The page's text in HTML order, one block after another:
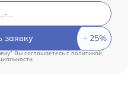
заявку
Вы соглашаетесь cполитикой